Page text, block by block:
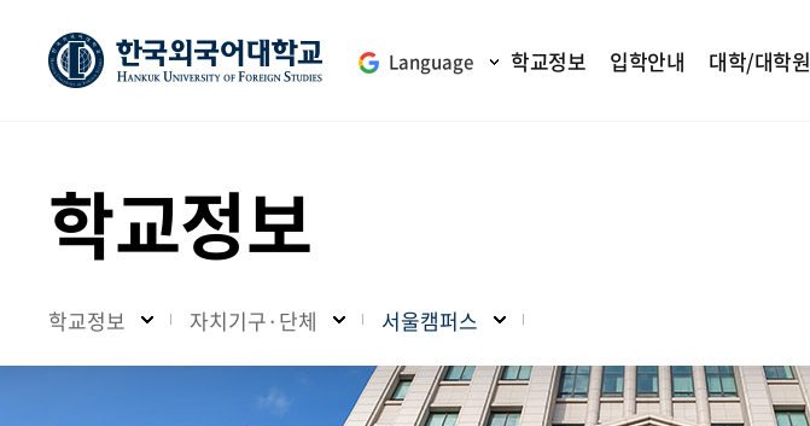
Language 학교정보 입학안내 대학/대학원
학교정보
학교정보 자치기구·단체 서울캠퍼스